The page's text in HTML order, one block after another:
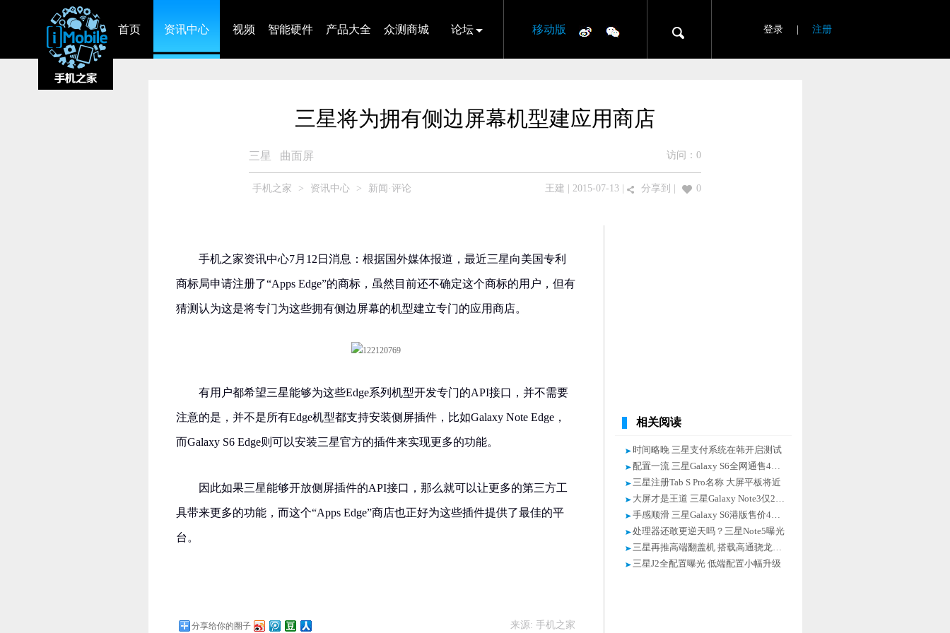
首页 资讯中心 视频 智能硬件 产品大全 众测商城 论坛 移动版 登录 注册
三星将为拥有侧边屏幕机型建应用商店
三星 曲面屏 访问： 0
手机之家 > 资讯中心 > 新闻·评论 王建 | 2015-07-13 | 分享到 0
手机之家资讯中心7月12日消息：根据国外媒体报道，最近三星向美国专利
商标局申请注册了“Apps Edge”的商标，虽然目前还不确定这个商标的用户，但有
猜测认为这是将专门为这些拥有侧边屏幕的机型建立专门的应用商店。
有用户都希望三星能够为这些Edge系列机型开发专门的API接口，并不需要
注意的是，并不是所有Edge机型都支持安装侧屏插件，比如Galaxy Note Edge，
而Galaxy S6 Edge则可以安装三星官方的插件来实现更多的功能。
因此如果三星能够开放侧屏插件的API接口，那么就可以让更多的第三方工
具带来更多的功能，而这个“Apps Edge”商店也正好为这些插件提供了最佳的平
台。
分享给你的圈子 来源: 手机之家
相关阅读
时间略晚 三星支付系统在韩开启测试
配置一流 三星Galaxy S6全网通售4598
三星注册Tab S Pro名称 大屏平板将近
大屏才是王道 三星Galaxy Note3仅2499
手感顺滑 三星Galaxy S6港版售价4099
处理器还敢更逆天吗？三星Note5曝光
三星再推高端翻盖机 搭载高通骁龙808
三星J2全配置曝光 低端配置小幅升级